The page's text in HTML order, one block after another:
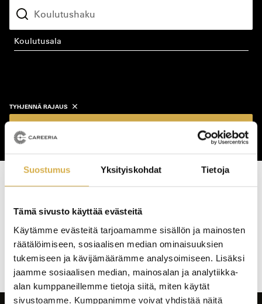
Suostumus Yksityiskohdat Tietoja
Tämä sivusto käyttää evästeitä
Käytämme evästeitä tarjoamamme sisällön ja mainosten
räätälöimiseen, sosiaalisen median ominaisuuksien
tukemiseen ja kävijämäärämme analysoimiseen. Lisäksi
jaamme sosiaalisen median, mainosalan ja analytiikka-
alan kumppaneillemme tietoja siitä, miten käytät
sivustoamme. Kumppanimme voivat yhdistää näitä
koulutusala
TYHJENNÄ RAJAUS
Haku tuotti osumia: 0 kpl
Koulutushaun
sivujen
selaus